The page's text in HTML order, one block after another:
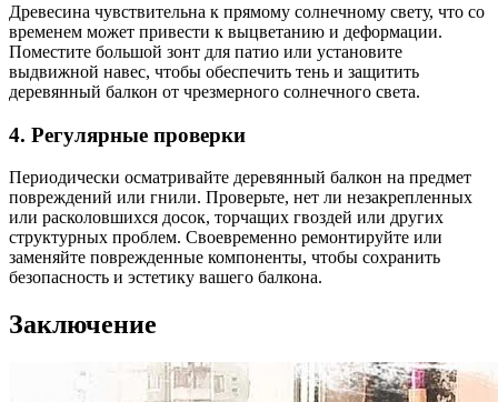
Древесина чувствительна к прямому солнечному свету, что со
временем может привести к выцветанию и деформации.
Поместите большой зонт для патио или установите
выдвижной навес, чтобы обеспечить тень и защитить
деревянный балкон от чрезмерного солнечного света.
4. Регулярные проверки
Периодически осматривайте деревянный балкон на предмет
повреждений или гнили. Проверьте, нет ли незакрепленных
или расколовшихся досок, торчащих гвоздей или других
структурных проблем. Своевременно ремонтируйте или
заменяйте поврежденные компоненты, чтобы сохранить
безопасность и эстетику вашего балкона.
Заключение